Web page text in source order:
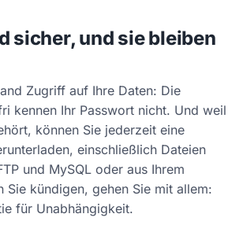
sicher, und sie bleiben
Zugriff auf Ihre Daten: Die
kennen Ihr Passwort nicht. Und weil
können Sie jederzeit eine
einschließlich Dateien
und MySQL oder aus Ihrem
Sie kündigen, gehen Sie mit allem:
für Unabhängigkeit.